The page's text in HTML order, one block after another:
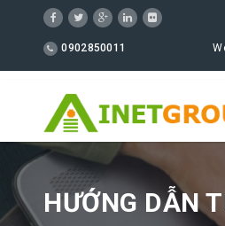
0902850011
HƯỚNG DẪN